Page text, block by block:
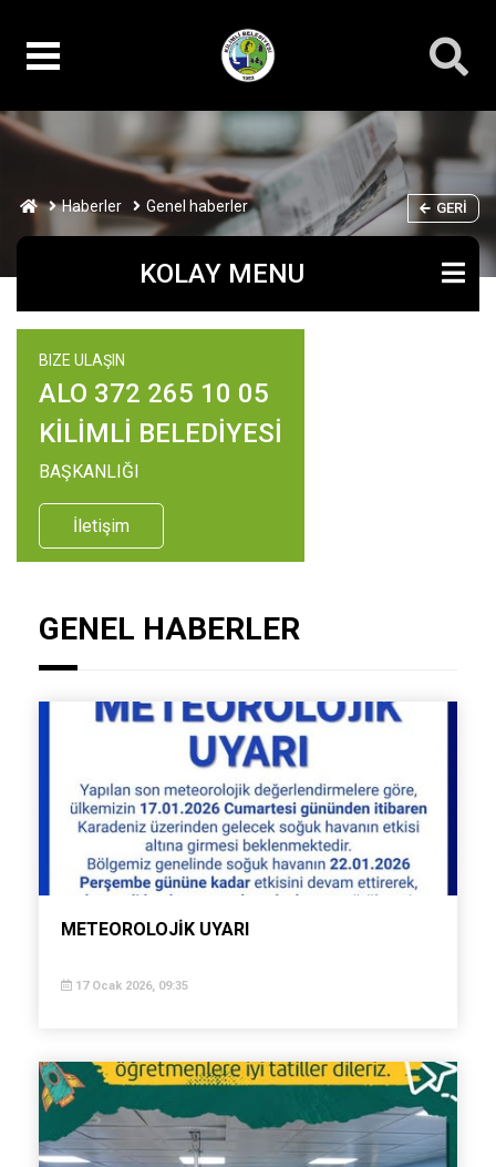
Haberler Genel haberler GERI
KOLAY MENU
BIZE ULAŞIN
ALO 372 265 10 05
KİLİMLİ BELEDİYESİ
BAŞKANLIĞI
İletişim
GENEL HABERLER
METEOROLOJİK UYARI
17 Ocak 2026, 09:35